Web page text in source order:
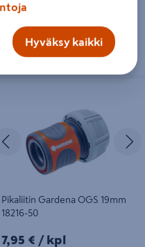
Toimitettavissa
Heti 98 myymälästä
Edellinen
Pikaliitin Gardena OGS 19mm
18216-50
7,95€/kpl
7,95 € / kpl
Hyväksy kaikki